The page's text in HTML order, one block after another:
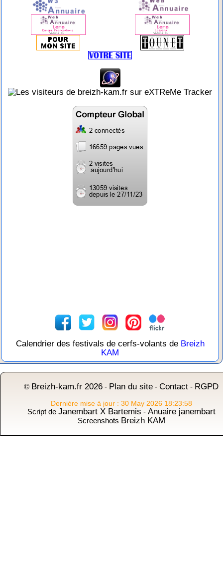
Calendrier des festivals de cerfs-volants de Breizh
KAM
© Breizh-kam.fr 2026 - Plan du site -Contact - RGPD
Dernière mise à jour : 30 May 2026 18:23:58
Script de Janembart X Bartemis - Anuaire janembart
Screenshots Breizh KAM